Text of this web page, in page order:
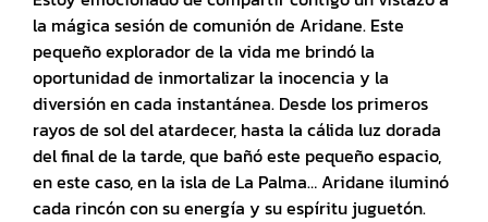
la mágica sesión de comunión de Aridane. Este
pequeño explorador de la vida me brindó la
oportunidad de inmortalizar la inocencia y la
diversión en cada instantánea. Desde los primeros
rayos de sol del atardecer, hasta la cálida luz dorada
del final de la tarde, que bañó este pequeño espacio,
en este caso, en la isla de La Palma… Aridane iluminó
cada rincón con su energía y su espíritu juguetón.